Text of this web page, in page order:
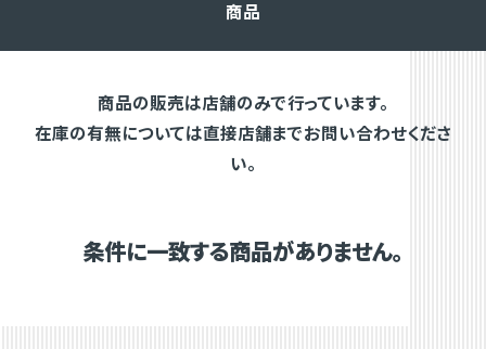
商品
商品の販売は店舗のみで行っています。
在庫の有無については直接店舗までお問い合わせくださ
い。
条件に一致する商品がありません。